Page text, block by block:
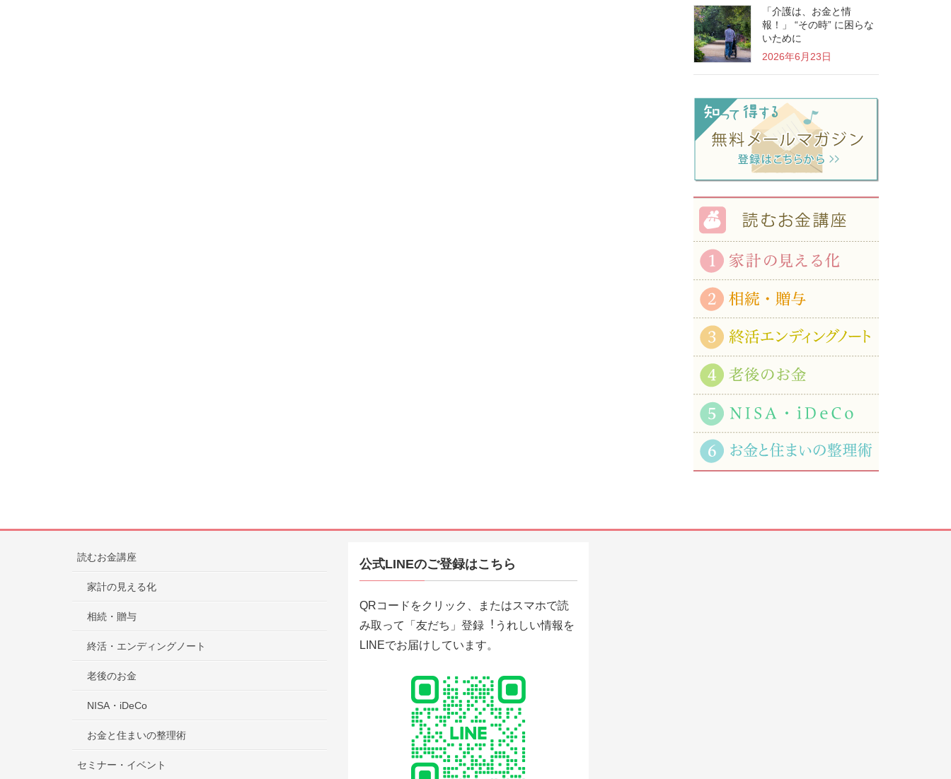
「介護は、お金と情
報！」 “その時” に困らな
いために
2026年6月23日
読むお金講座
家計の見える化
相続・贈与
終活・エンディングノート
老後のお金
NISA・iDeCo
お金と住まいの整理術
セミナー・イベント
公式LINEのご登録はこちら
QRコードをクリック、またはスマホで読
み取って「友だち」登録︕うれしい情報を
LINEでお届けしています。